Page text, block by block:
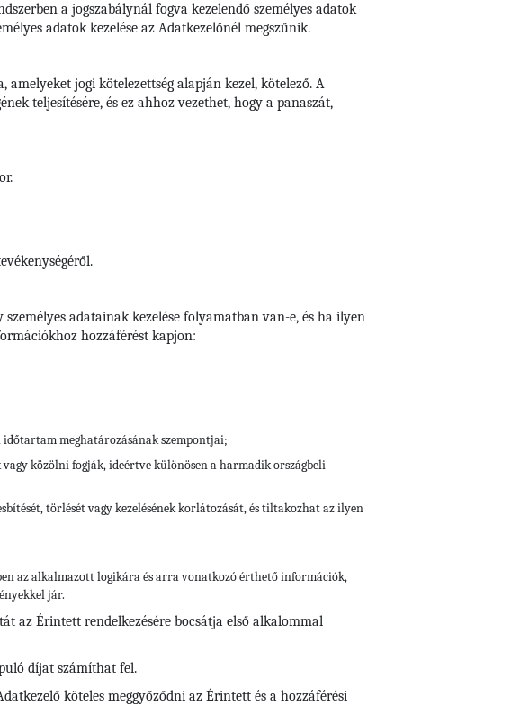
a jogszabálynál fogva kezelendő személyes adatok
adatok kezelése az Adatkezelőnél megszűnik.
jogi kötelezettség alapján kezel, kötelező. A
teljesítésére, és ez ahhoz vezethet, hogy a panaszát,
adatainak kezelése folyamatban van-e, és ha ilyen
hozzáférést kapjon:
időtartam meghatározásának szempontjai;
közölni fogják, ideértve különösen a harmadik országbeli
törlését vagy kezelésének korlátozását, és tiltakozhat az ilyen
az alkalmazott logikára és arra vonatkozó érthető információk,
jár.
az Érintett rendelkezésére bocsátja első alkalommal
díjat számíthat fel.
köteles meggyőződni az Érintett és a hozzáférési